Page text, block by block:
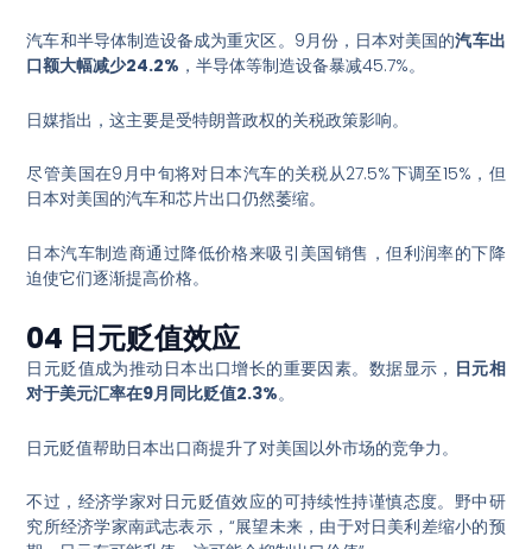
汽车和半导体制造设备成为重灾区。9月份，日本对美国的汽车出
口额大幅减少24.2% ，半导体等制造设备暴减45.7%。
日媒指出，这主要是受特朗普政权的关税政策影响。
尽管美国在9月中旬将对日本汽车的关税从27.5%下调至15%，但
日本对美国的汽车和芯片出口仍然萎缩。
日本汽车制造商通过降低价格来吸引美国销售，但利润率的下降
迫使它们逐渐提高价格。
04 日元贬值效应
日元贬值成为推动日本出口增长的重要因素。数据显示， 日元相
对于美元汇率在9月同比贬值2.3%。
日元贬值帮助日本出口商提升了对美国以外市场的竞争力。
不过，经济学家对日元贬值效应的可持续性持谨慎态度。野中研
究所经济学家南武志表示，“展望未来，由于对日美利差缩小的预